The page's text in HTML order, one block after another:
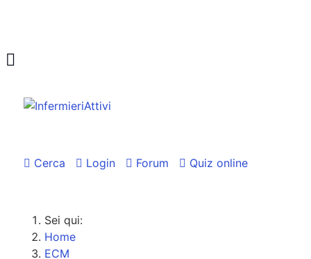
Cerca Login Forum Quiz online
Sei qui:
Home
ECM